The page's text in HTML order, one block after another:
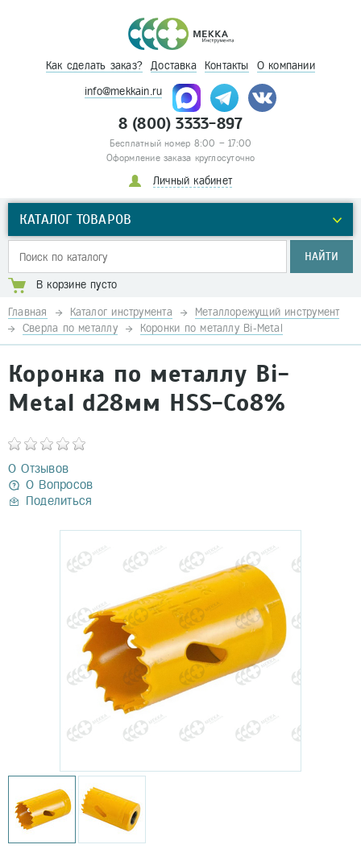
Как сделать заказ? Доставка Контакты О компании
info@mekkain.ru
8 (800) 3333-897
Бесплатный номер 8:00 – 17:00
Оформление заказа круглосуточно
Личный кабинет
КАТАЛОГ ТОВАРОВ
НАЙТИ
В корзине пусто
Главная Каталог инструмента
Металлорежущий инструмент
Сверла по металлу
Коронки по металлу Bi-Metal
Коронка по металлу Bi-
Metal d28мм HSS-Co8%
0 Отзывов
0 Вопросов
Поделиться